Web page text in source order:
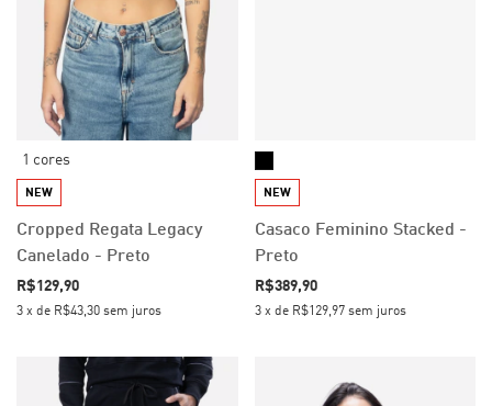
1 cores
NEW
Cropped Regata Legacy
Canelado - Preto
R$129,90
3 x de R$43,30 sem juros
NEW
Casaco Feminino Stacked -
Preto
R$389,90
3 x de R$129,97 sem juros